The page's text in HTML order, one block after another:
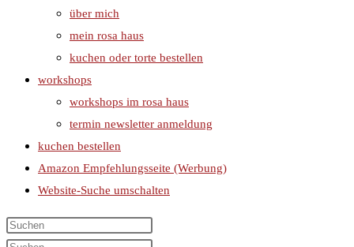
über mich
mein rosa haus
kuchen oder torte bestellen
workshops
workshops im rosa haus
termin newsletter anmeldung
kuchen bestellen
Amazon Empfehlungsseite (Werbung)
Website-Suche umschalten